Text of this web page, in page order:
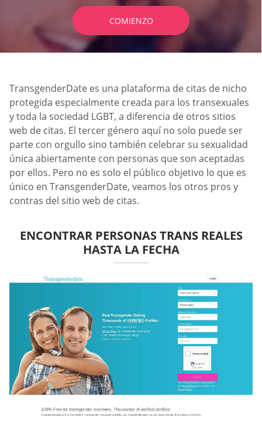
COMIENZO
TransgenderDate es una plataforma de citas de nicho
protegida especialmente creada para los transexuales
y toda la sociedad LGBT, a diferencia de otros sitios
web de citas. El tercer género aquí no solo puede ser
parte con orgullo sino también celebrar su sexualidad
única abiertamente con personas que son aceptadas
por ellos. Pero no es solo el público objetivo lo que es
único en TransgenderDate, veamos los otros pros y
contras del sitio web de citas.
ENCONTRAR PERSONAS TRANS REALES
HASTA LA FECHA